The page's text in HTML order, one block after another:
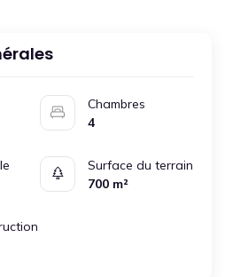
Chambres
4
Surface du terrain
700 m²